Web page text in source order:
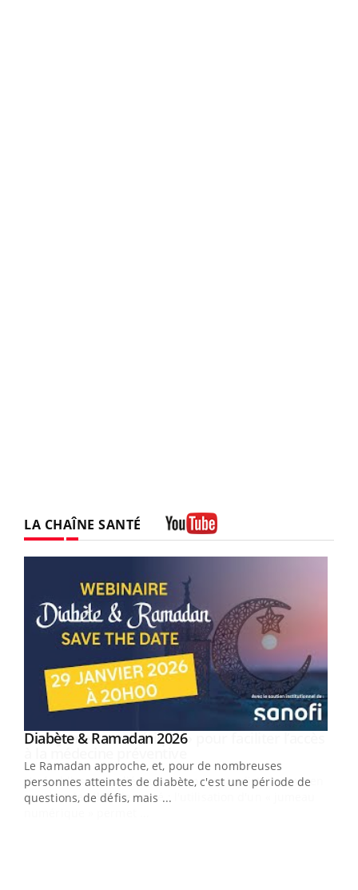
LA CHAÎNE SANTÉ
Youtube
Diabète & Ramadan 2026Youtube
Le Ramadan approche, et, pour de nombreuses
personnes atteintes de diabète, c'est une période de
questions, de défis, mais ...
Youtube
Un « jumeau numérique » pour faciliter l’accès
Un établissement lié à un groupe mutualiste innove en
matière de bilan de santé : l'utilisation d'un « jumeau